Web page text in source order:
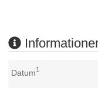
Datum1